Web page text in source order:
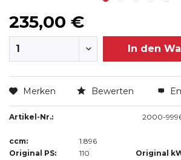
235,00 €
In den
Merken Bewerten
Artikel-Nr.: 2000-
ccm:
1.896
Original PS:
110 Original